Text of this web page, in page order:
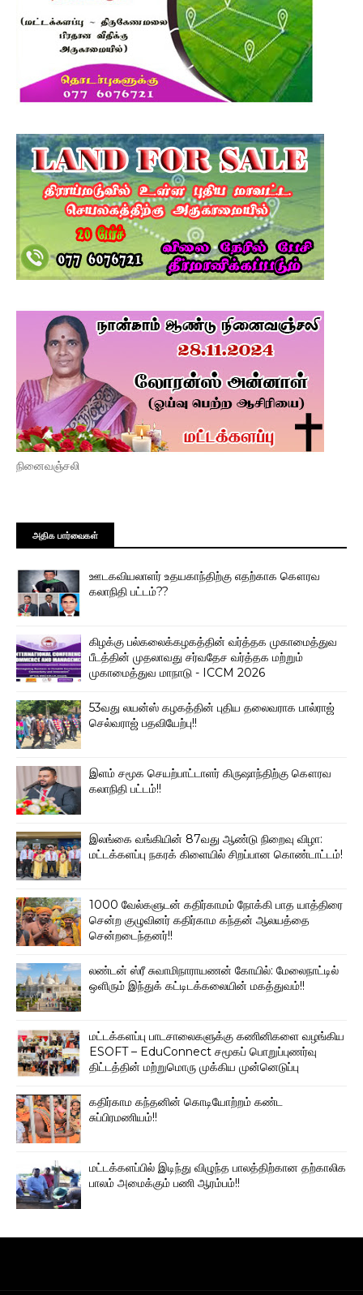
நினைவஞ்சலி
அதிக பார்வைகள்
ஊடகவியலாளர் உதயகாந்திற்கு எதற்காக கௌரவ
கலாநிதி பட்டம்??
கிழக்கு பல்கலைக்கழகத்தின் வர்த்தக முகாமைத்துவ
பீடத்தின் முதலாவது சர்வதேச வர்த்தக மற்றும்
முகாமைத்துவ மாநாடு - ICCM 2026
53வது லயன்ஸ் கழகத்தின் புதிய தலைவராக பால்ராஜ்
செல்வராஜ் பதவியேற்பு!!
இளம் சமூக செயற்பாட்டாளர் கிருஷாந்திற்கு கௌரவ
கலாநிதி பட்டம்!!
இலங்கை வங்கியின் 87வது ஆண்டு நிறைவு விழா:
மட்டக்களப்பு நகரக் கிளையில் சிறப்பான கொண்டாட்டம்!
1000 வேல்களுடன் கதிர்காமம் நோக்கி பாத யாத்திரை
சென்ற குழுவினர் கதிர்காம கந்தன் ஆலயத்தை
சென்றடைந்தனர்!!
லண்டன் ஸ்ரீ சுவாமிநாராயணன் கோயில்: மேலைநாட்டில்
ஒளிரும் இந்துக் கட்டிடக்கலையின் மகத்துவம்!!
மட்டக்களப்பு பாடசாலைகளுக்கு கணினிகளை வழங்கிய
ESOFT – EduConnect சமூகப் பொறுப்புணர்வு
திட்டத்தின் மற்றுமொரு முக்கிய முன்னெடுப்பு
கதிர்காம கந்தனின் கொடியோற்றம் கண்ட
சுப்பிரமணியம்!!
மட்டக்களப்பில் இடிந்து விழுந்த பாலத்திற்கான தற்காலிக
பாலம் அமைக்கும் பணி ஆரம்பம்!!